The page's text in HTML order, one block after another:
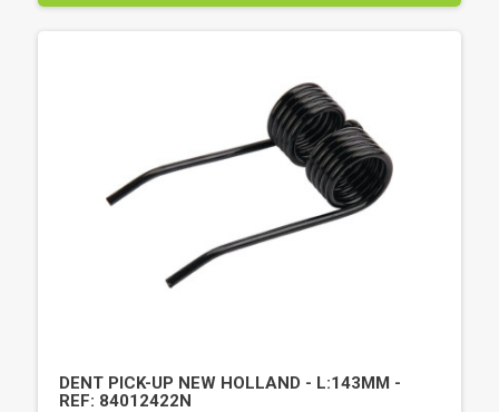
DENT PICK-UP NEW HOLLAND - L:143MM -
REF: 84012422N